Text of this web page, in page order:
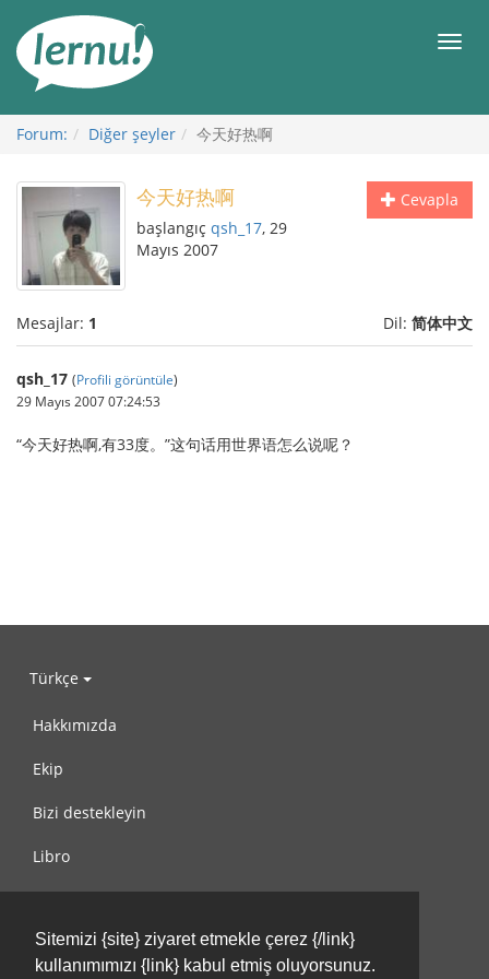
Sitemizi {site} ziyaret etmekle çerez {/link}
kullanımımızı {link} kabul etmiş oluyorsunuz.
Görüntüleme
Forum: Diğer şeyler 今天好热啊
Cevapla
今天好热啊
başlangıç qsh_17, 29
Mayıs 2007
Mesajlar: 1 Dil: 简体中文
qsh_17 (Profili görüntüle)
29 Mayıs 2007 07:24:53
“今天好热啊,有33度。”这句话用世界语怎么说呢？
Türkçe
Hakkımızda
Ekip
Bizi destekleyin
Libro
Kullanım Koşulları